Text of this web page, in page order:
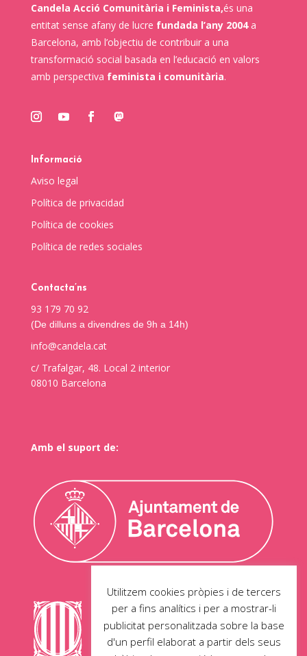
Candela Acció Comunitària i Feminista,és una
entitat sense afany de lucre fundada l’any 2004a
Barcelona, amb l’objectiu de contribuir a una
transformació social basada en l’educació en valors
amb perspectiva feminista i comunitària.
Informació
Aviso legal
Política de privacidad
Política de cookies
Política de redes sociales
Contacta’ns
93 179 70 92
(De dilluns a divendres de 9h a 14h)
info@candela.cat
c/ Trafalgar, 48. Local 2 interior
08010 Barcelona
Amb el suport de:
Utilitzem cookies pròpies i de tercers
per a fins analítics i per a mostrar-li
publicitat personalitzada sobre la base
d'un perfil elaborat a partir dels seus